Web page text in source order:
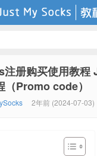
册购买使用教程
Promo code）
2年前 (2024-07-03)